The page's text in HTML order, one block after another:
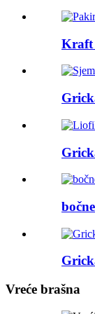
Kraft
Vreće brašna